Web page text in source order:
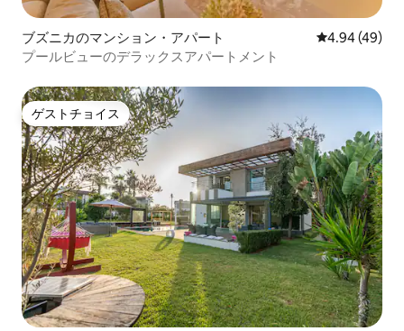
ブズニカのマンション・アパート レビュー49
4.94 (49)
プールビューのデラックスアパートメント
ゲストチョイス
ゲストチョイス